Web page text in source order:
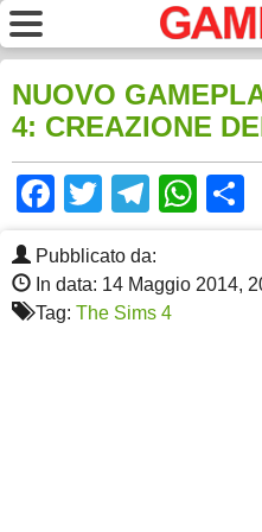
NUOVO
4: CREAZIONE
Facebook
Twitter
Pubblicato da:
In data: 14 Maggio 2014,
Tag: The Sims 4